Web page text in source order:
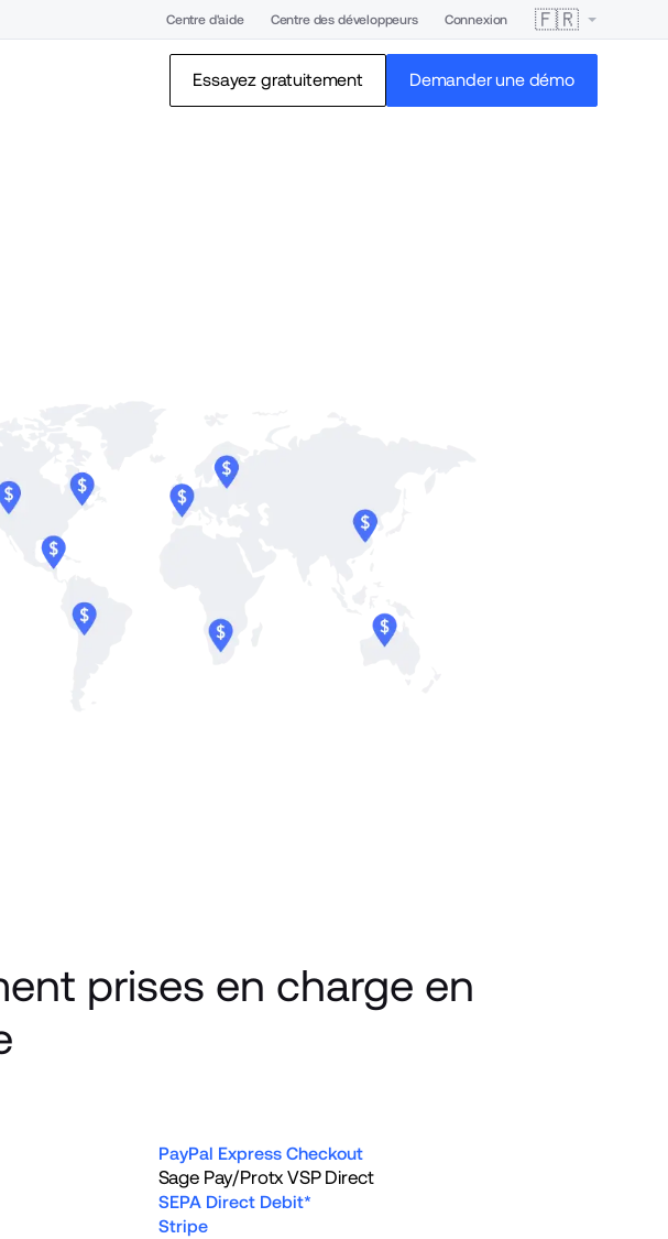
Centre d'aide Centre des développeurs Connexion 🇫🇷
Essayez gratuitement Demander une démo
prises en charge en
PayPal Express Checkout
Sage Pay/Protx VSP Direct
SEPA Direct Debit*
Stripe